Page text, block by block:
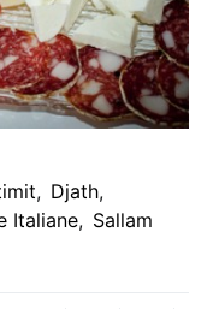
, Djath,
Italiane, Sallam